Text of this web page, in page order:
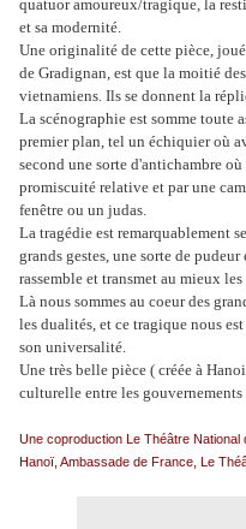
quatuor amoureux/tragique, la
et sa modernité.
Une originalité de cette pièce,
de Gradignan, est que la moitié
vietnamiens. Ils se donnent la
La scénographie est somme toute
premier plan, tel un échiquier où
second une sorte d'antichambre
promiscuité relative et par une
fenêtre ou un judas.
La tragédie est remarquablement
grands gestes, une sorte de
rassemble et transmet au mieux
Là nous sommes au coeur des
les dualités, et ce tragique nous
son universalité.
Une très belle pièce ( créée à
culturelle entre les
Une coproduction Le Théâtre
Hanoï, Ambassade de France, Le